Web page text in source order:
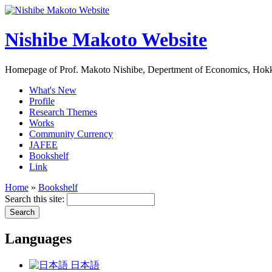
Nishibe Makoto Website
Homepage of Prof. Makoto Nishibe, Depertment of Economics,
What's New
Profile
Research Themes
Works
Community Currency
JAFEE
Bookshelf
Link
Home » Bookshelf
Search this site:
Languages
日本語